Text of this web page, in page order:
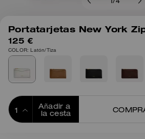
/4
Portatarjetas New York
125 €
COLOR: Latón/Tiza
Añadir a
la cesta